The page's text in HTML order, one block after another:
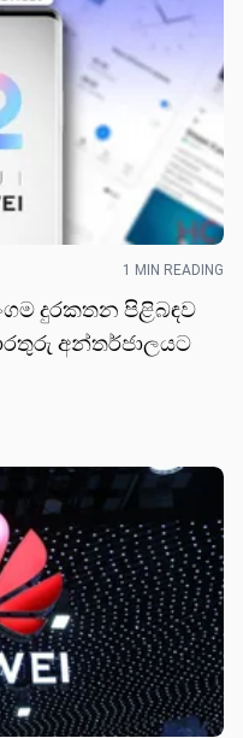
1 MIN READING
දුරකතන පිළිබඳව
අන්තර්ජාලයට